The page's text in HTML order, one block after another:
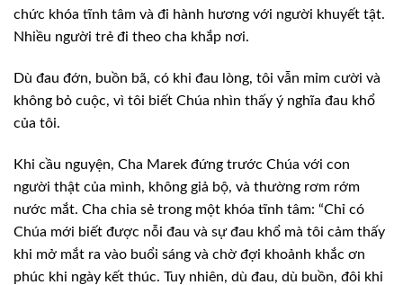
chức khóa tĩnh tâm và đi hành hương với người khuyết tật.
Nhiều người trẻ đi theo cha khắp nơi.
Dù đau đớn, buồn bã, có khi đau lòng, tôi vẫn mỉm cười và
không bỏ cuộc, vì tôi biết Chúa nhìn thấy ý nghĩa đau khổ
của tôi.
Khi cầu nguyện, Cha Marek đứng trước Chúa với con
người thật của mình, không giả bộ, và thường rơm rớm
nước mắt. Cha chia sẻ trong một khóa tĩnh tâm: “Chỉ có
Chúa mới biết được nỗi đau và sự đau khổ mà tôi cảm thấy
khi mở mắt ra vào buổi sáng và chờ đợi khoảnh khắc ơn
phúc khi ngày kết thúc. Tuy nhiên, dù đau, dù buồn, đôi khi